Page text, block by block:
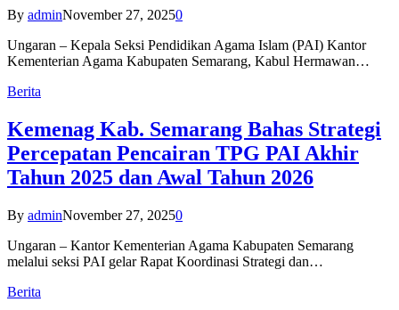
By adminNovember 27, 20250
Ungaran – Kepala Seksi Pendidikan Agama Islam (PAI) Kantor
Kementerian Agama Kabupaten Semarang, Kabul Hermawan…
Berita
Kemenag Kab. Semarang Bahas Strategi
Percepatan Pencairan TPG PAI Akhir
Tahun 2025 dan Awal Tahun 2026
By adminNovember 27, 20250
Ungaran – Kantor Kementerian Agama Kabupaten Semarang
melalui seksi PAI gelar Rapat Koordinasi Strategi dan…
Berita